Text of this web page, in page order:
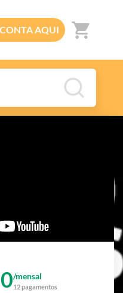
AQUI shopping_cart
/mensal
12 pagamentos